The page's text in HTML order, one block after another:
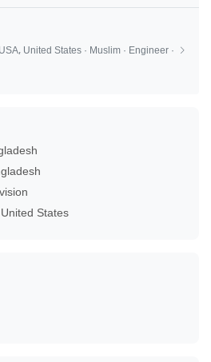
United States · Muslim · Engineer ·
States